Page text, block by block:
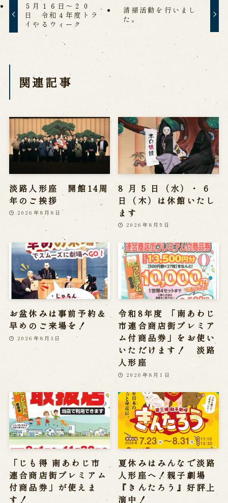
５月１６日～２０
日 令和４年度トラ
イやるウィーク
清掃活動を行いまし
た。
関連記事
淡路人形座 開館14周
年のご挨拶
2026年8月8日
8 月 5 日（水）・ 6
日（木）は休館いたし
ます
2026年8月5日
お盆休みは事前予約＆
早めのご来場を！
2026年8月3日
令和8年度 「南あわじ
市連合商店街プレミア
ム付商品券」をお使い
いただけます！ 淡路
人形座
2026年8月1日
「じも得 南あわじ市
連合商店街プレミアム
付商品券」が使えま
す！
夏休みはみんなで淡路
人形座へ！親子劇場
『きんたろう』好評上
演中！